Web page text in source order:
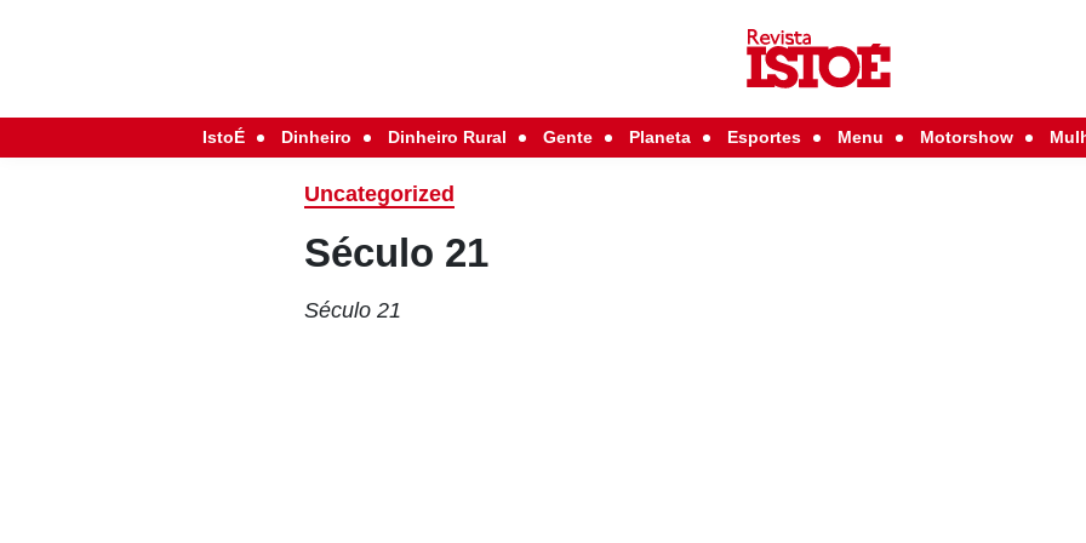
IstoÉ Dinheiro Dinheiro Rural Gente Planeta Esportes Menu Motorshow
Uncategorized
Século 21
Século 21